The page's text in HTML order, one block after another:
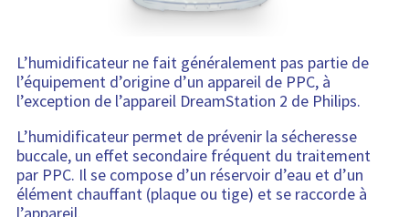
L’humidificateur ne fait généralement pas partie de
l’équipement d’origine d’un appareil de PPC, à
l’exception de l’appareil DreamStation 2 de Philips.
L’humidificateur permet de prévenir la sécheresse
buccale, un effet secondaire fréquent du traitement
par PPC. Il se compose d’un réservoir d’eau et d’un
élément chauffant (plaque ou tige) et se raccorde à
l’appareil.